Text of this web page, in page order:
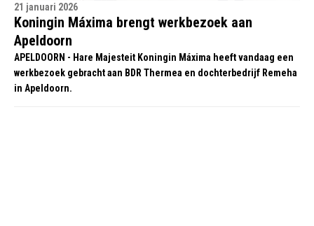
21 januari 2026
Koningin Máxima brengt werkbezoek aan
Apeldoorn
APELDOORN - Hare Majesteit Koningin Máxima heeft vandaag een
werkbezoek gebracht aan BDR Thermea en dochterbedrijf Remeha
in Apeldoorn.